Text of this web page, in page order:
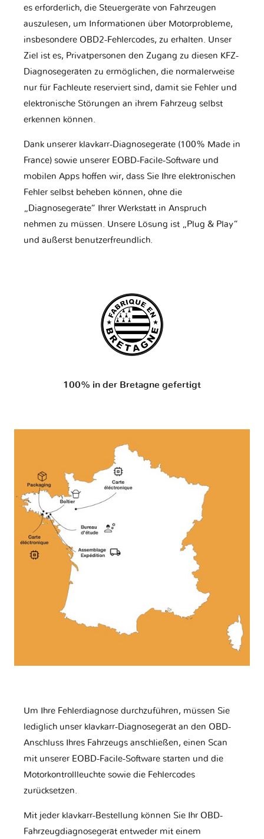
es erforderlich, die Steuergeräte von Fahrzeugen
auszulesen, um Informationen über Motorprobleme,
insbesondere OBD2-Fehlercodes, zu erhalten. Unser
Ziel ist es, Privatpersonen den Zugang zu diesen KFZ-
Diagnosegeräten zu ermöglichen, die normalerweise
nur für Fachleute reserviert sind, damit sie Fehler und
elektronische Störungen an ihrem Fahrzeug selbst
erkennen können.
Dank unserer klavkarr-Diagnosegeräte (100% Made in
France) sowie unserer EOBD-Facile-Software und
mobilen Apps hoffen wir, dass Sie Ihre elektronischen
Fehler selbst beheben können, ohne die
„Diagnosegeräte“ Ihrer Werkstatt in Anspruch
nehmen zu müssen. Unsere Lösung ist „Plug & Play“
und äußerst benutzerfreundlich.
100% in der Bretagne gefertigt
Um Ihre Fehlerdiagnose durchzuführen, müssen Sie
lediglich unser klavkarr-Diagnosegerät an den OBD-
Anschluss Ihres Fahrzeugs anschließen, einen Scan
mit unserer EOBD-Facile-Software starten und die
Motorkontrollleuchte sowie die Fehlercodes
zurücksetzen.
Mit jeder klavkarr-Bestellung können Sie Ihr OBD-
Fahrzeugdiagnosegerät entweder mit einem